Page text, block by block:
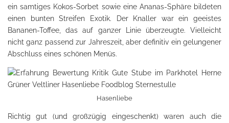
ein samtiges Kokos-Sorbet sowie eine Ananas-Sphäre bildeten
einen bunten Streifen Exotik. Der Knaller war ein geeistes
Bananen-Toffee, das auf ganzer Linie überzeugte. Vielleicht
nicht ganz passend zur Jahreszeit, aber definitiv ein gelungener
Abschluss eines schönen Menüs.
Hasenliebe
Richtig gut (und großzügig eingeschenkt) waren auch die